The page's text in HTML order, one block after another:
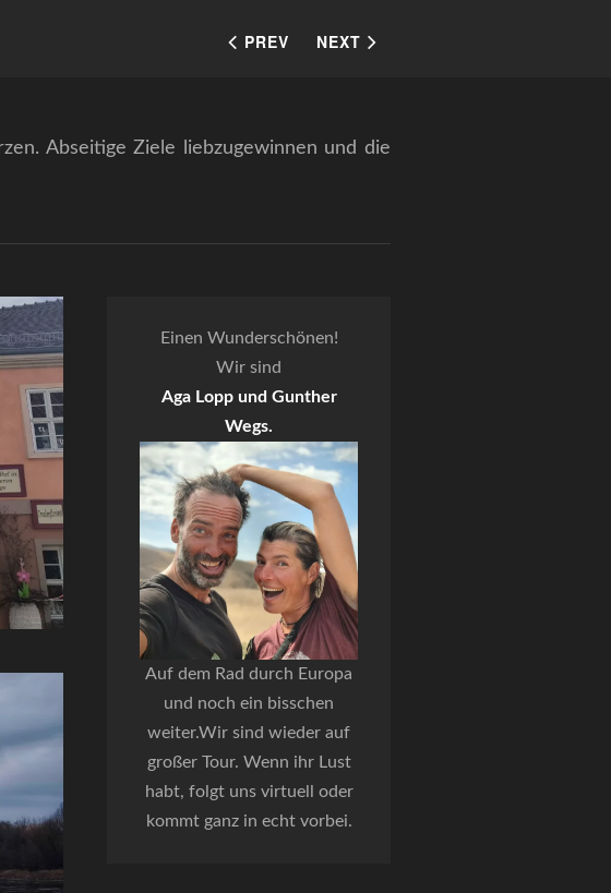
Abseitige Ziele liebzugewinnen und die
PREV NEXT
Einen Wunderschönen!
Wir sind
Aga Lopp und Gunther
Wegs.
Auf dem Rad durch Europa
und noch ein bisschen
weiter.Wir sind wieder auf
großer Tour. Wenn ihr Lust
habt, folgt uns virtuell oder
kommt ganz in echt vorbei.